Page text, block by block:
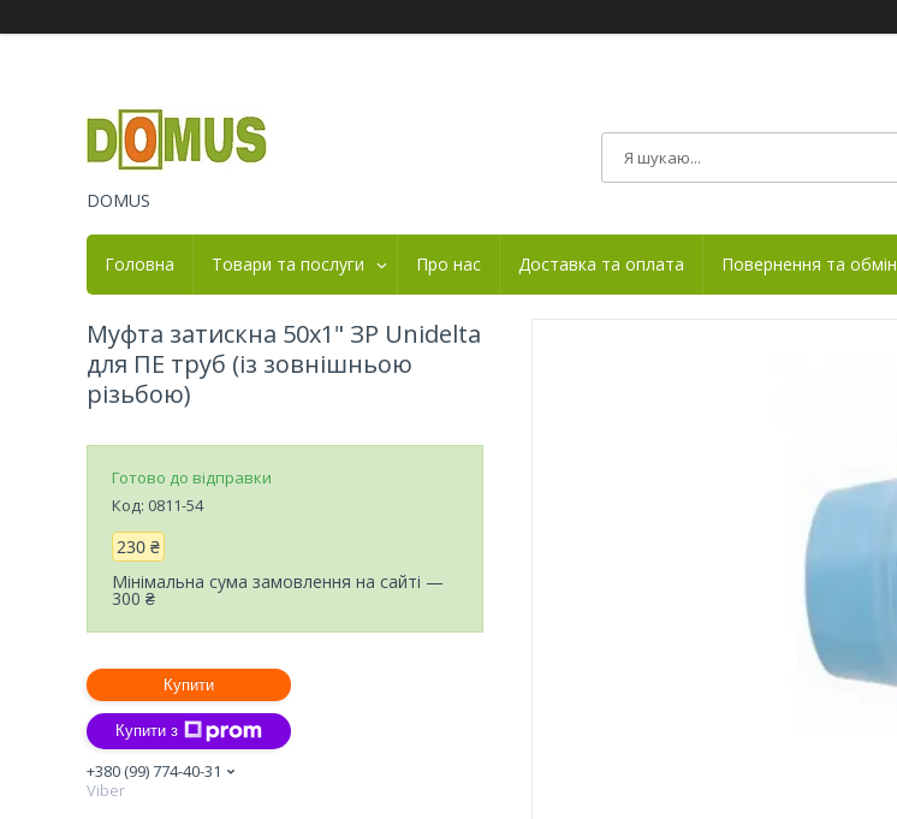
DOMUS
Головна Товари та послуги Про нас Доставка та оплата Повернення та обмін
Муфта затискна 50х1" ЗР Unidelta
для ПЕ труб (із зовнішньою
різьбою)
Готово до відправки
Код: 0811-54
230 ₴
Мінімальна сума замовлення на сайті —
300 ₴
Купити
Купити з
+380 (99) 774-40-31
Viber